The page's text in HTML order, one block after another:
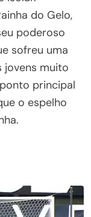
do Gelo,
poderoso
sofreu uma
jovens muito
principal
o espelho